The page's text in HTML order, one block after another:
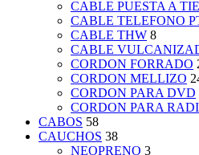
CABLE PUESTA A
CABLE TELEFONO
CABLE THW 8
CABLE
CORDON FORRADO
CORDON MELLIZO
CORDON PARA DVD
CORDON PARA
CABOS 58
CAUCHOS 38
NEOPRENO 3